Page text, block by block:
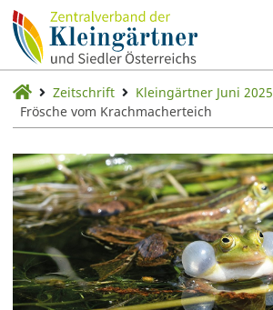
Zeitschrift
Kleingärtner Juni 2025
Frösche vom Krachmacherteich